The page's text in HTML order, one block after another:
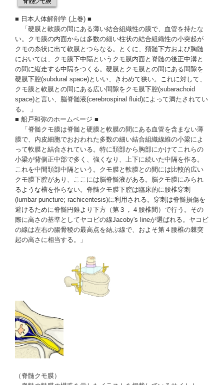
■ 日本人体解剖学 (上巻) ■
「硬膜と軟膜の間にある薄い結合組織性の膜で、血管を持たな
い。クモ膜の内面からは多数の細い柱状の結合組織性の小突起が
クモの糸状に出て軟膜とつらなる。とくに、頚髄下方および胸髄
においては、 クモ膜下中隔というクモ膜内面と脊髄の後正中溝と
の間に縦走する中隔をつくる。硬膜とクモ膜との間にある間隙を
硬膜下腔(subdural space)といい、きわめて狭い。これに対して、
クモ膜と軟膜との間にある広い間隙をクモ膜下腔(subarachoid
space)と言い、
脳脊髄液(cerebrospinal fluid)によって満たされてい
る。 」
■船戸和弥のホームページ■
「脊髄クモ膜は脊髄と硬膜と軟膜の間にある血管を含まない薄
膜で、内皮細胞でおおわれた多数の細い結合組織線維の小梁によ
って軟膜と結合されている。特に頚部から胸部にかけてこれらの
小梁が背側正中部で多く、強くなり、上下に続いた中隔を作る。
これを中間頚部中隔という。クモ膜と軟膜との間には比較的広い
クモ膜下腔があり、ここには脳脊髄液がある。脳クモ膜にみられ
るような槽を作らない。脊髄クモ膜下腔は臨床的に腰椎穿刺
(lumbar puncture; rachicentesis)に利用される。穿刺は脊髄損傷を
避けるために脊髄円錐より下方（第３，４腰椎間）で行う。その
際に高さの基準としてヤコビの線Jacoby's lineが選ばれる。ヤコビ
の線は左右の腸骨稜の最高点を結ぶ線で、およそ第４腰椎の棘突
起の高さに相当する。」
（脊髄クモ膜）